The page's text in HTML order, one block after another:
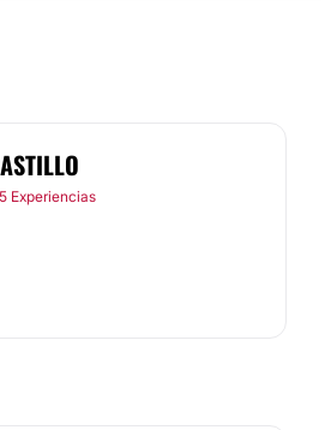
5 Experiencias